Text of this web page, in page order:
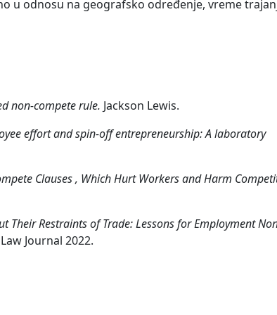
u odnosu na geografsko određenje, vreme
non-compete rule. Jackson Lewis.
effort and spin-off entrepreneurship: A laboratory
Clauses , Which Hurt Workers and Harm
Their Restraints of Trade: Lessons for Employment
Journal 2022.